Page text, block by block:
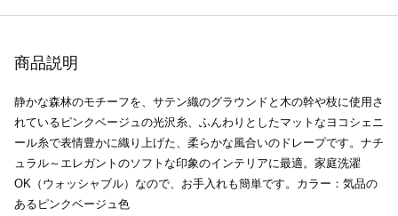
商品説明
静かな森林のモチーフを、サテン織のグラウンドと木の幹や枝に使用さ
れているピンクベージュの光沢糸、ふんわりとしたマットなヨコシェニ
ール糸で表情豊かに織り上げた、柔らかな風合いのドレープです。ナチ
ュラル～エレガントのソフトな印象のインテリアに最適。家庭洗濯
OK（ウォッシャブル）なので、お手入れも簡単です。カラー：気品の
あるピンクベージュ色